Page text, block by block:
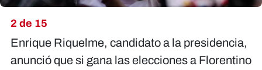
2 de 15
Enrique Riquelme, candidato a la presidencia,
anunció que si gana las elecciones a Florentino